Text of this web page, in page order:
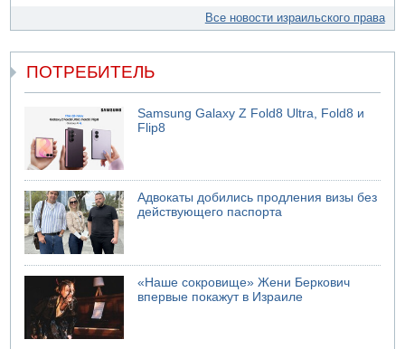
Все новости израильского права
ПОТРЕБИТЕЛЬ
Samsung Galaxy Z Fold8 Ultra, Fold8 и
Flip8
Адвокаты добились продления визы без
действующего паспорта
«Наше сокровище» Жени Беркович
впервые покажут в Израиле